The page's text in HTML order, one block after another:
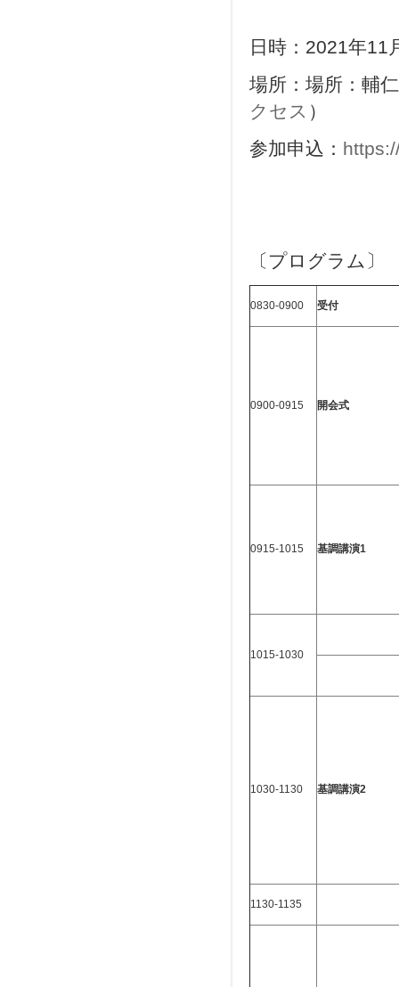
日時：2021年11
場所：場所：輔
クセス ）
参加申込：
〔プログラム〕
0830-0900 受付
0900-0915 開会式
0915-1015 基調講演1
1015-1030
1030-1130 基調講演2
1130-1135